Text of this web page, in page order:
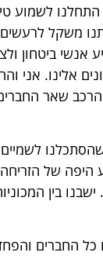
לשמוע
משקל
אנשי ביטחון
אלינו. אני
הרכב שאר
לשמיים
היפה של
בין
כל החברים